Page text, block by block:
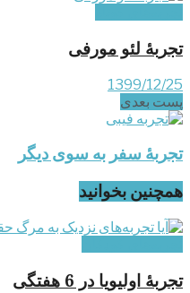
تجربۀ لئو مورفی
1399/12/25
پست‌ بعدی
تجربۀ سفر به سوی دیگر
همچنین بخوانید
تجربۀ اولیویا در 6 هفتگی